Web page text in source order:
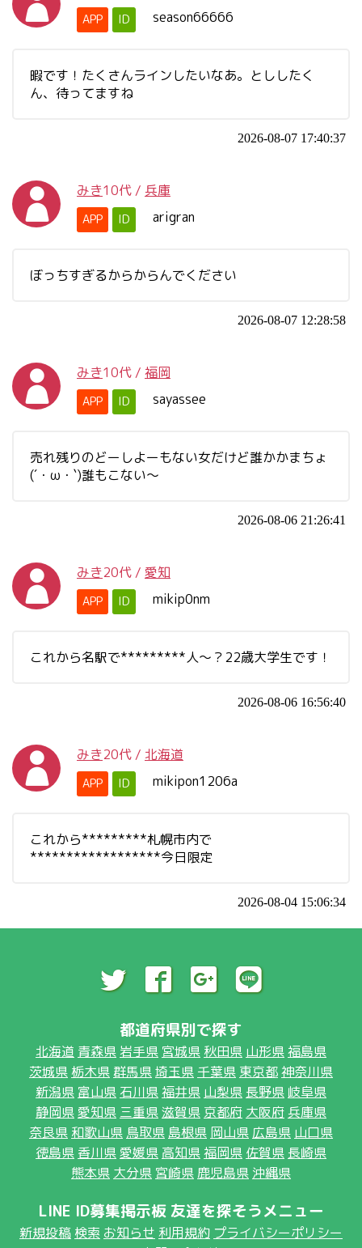
APP ID season66666
暇です！たくさんラインしたいなあ。とししたく
ん、待ってますね
2026-08-07 17:40:37
みき10代 / 兵庫
APP ID arigran
ぼっちすぎるからからんでください
2026-08-07 12:28:58
みき10代 / 福岡
APP ID sayassee
売れ残りのどーしよーもない女だけど誰かかまちょ
(´・ω・`)誰もこない～
2026-08-06 21:26:41
みき20代 / 愛知
APP ID mikip0nm
これから名駅で*********人～？22歳大学生です！
2026-08-06 16:56:40
みき20代 / 北海道
APP ID mikipon1206a
これから*********札幌市内で
******************今日限定
2026-08-04 15:06:34
都道府県別で探す
北海道 青森県 岩手県 宮城県 秋田県 山形県福島県
茨城県 栃木県群馬県埼玉県 千葉県 東京都神奈川県
新潟県 富山県 石川県福井県 山梨県 長野県 岐阜県
静岡県愛知県 三重県滋賀県 京都府 大阪府 兵庫県
奈良県 和歌山県 鳥取県 島根県 岡山県 広島県 山口県
徳島県 香川県愛媛県 高知県福岡県 佐賀県 長崎県
熊本県 大分県 宮崎県 鹿児島県 沖縄県
LINE ID募集掲示板 友達を探そうメニュー
新規投稿 検索 お知らせ 利用規約 プライバシーポリシー